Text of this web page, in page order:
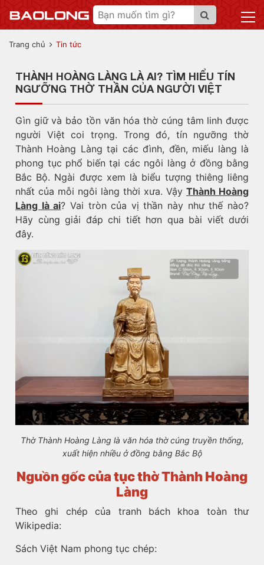
Trang chủ Tin tức
THÀNH HOÀNG LÀNG LÀ AI? TÌM HIỂU TÍN
NGƯỠNG THỜ THẦN CỦA NGƯỜI VIỆT
Gìn giữ và bảo tồn văn hóa thờ cúng tâm linh được
người Việt coi trọng. Trong đó, tín ngưỡng thờ
Thành Hoàng Làng tại các đình, đền, miếu làng là
phong tục phổ biến tại các ngôi làng ở đồng bằng
Bắc Bộ. Ngài được xem là biểu tượng thiêng liêng
nhất của mỗi ngôi làng thời xưa. Vậy Thành Hoàng
Làng là ai? Vai tròn của vị thần này như thế nào?
Hãy cùng giải đáp chi tiết hơn qua bài viết dưới
đây.
Thờ Thành Hoàng Làng là văn hóa thờ cúng truyền thống,
xuất hiện nhiều ở đồng bằng Bắc Bộ
Nguồn gốc của tục thờ Thành Hoàng
Làng
Theo ghi chép của tranh bách khoa toàn thư
Wikipedia:
Sách Việt Nam phong tục chép: